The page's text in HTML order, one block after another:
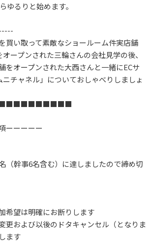
ゆるりと始めます。
買い取って素敵なショールーム件実店舗
ープンされた三輪さんの会社見学の後、
をオープンされた大西さんと一緒にECサ
チャネル」についておしゃべりしましょ
ーーーーー
（幹事6名含む）に達しましたので締め切
希望は明確にお断りします
更および以後のドタキャンセル（となりま
ます